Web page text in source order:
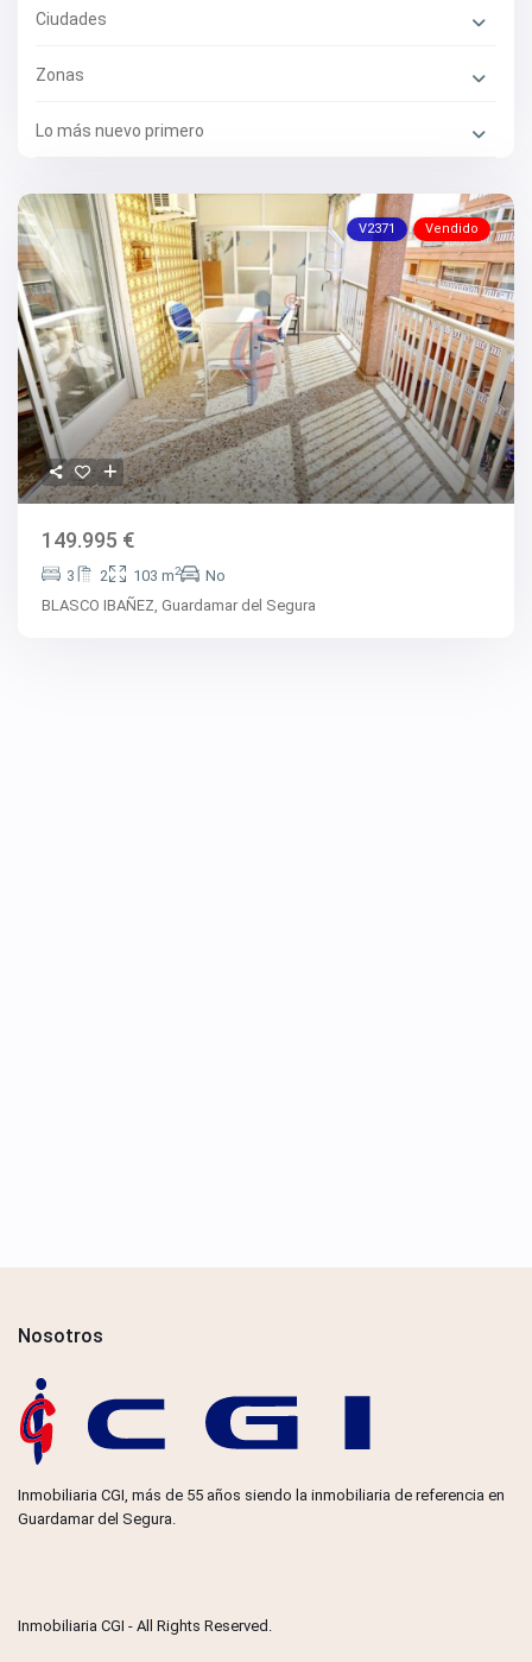
Ciudades
Zonas
Lo más nuevo primero
V2371 Vendido
149.995 €
3 2 103 m2
No
BLASCO IBAÑEZ,Guardamar del Segura
Nosotros
Inmobiliaria CGI, más de 55 años siendo la inmobiliaria de referencia en
Guardamar del Segura.
Inmobiliaria CGI - All Rights Reserved.